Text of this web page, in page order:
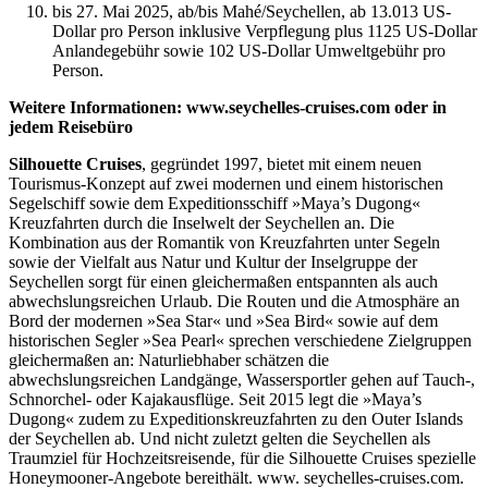
bis 27. Mai 2025, ab/bis Mahé/Seychellen, ab 13.013 US-
Dollar pro Person inklusive Verpflegung plus 1125 US-Dollar
Anlandegebühr sowie 102 US-Dollar Umweltgebühr pro
Person.
Weitere Informationen: www.seychelles-cruises.com oder in
jedem Reisebüro
Silhouette Cruises, gegründet 1997, bietet mit einem neuen
Tourismus-Konzept auf zwei modernen und einem historischen
Segelschiff sowie dem Expeditionsschiff »Maya’s Dugong«
Kreuzfahrten durch die Inselwelt der Seychellen an. Die
Kombination aus der Romantik von Kreuzfahrten unter Segeln
sowie der Vielfalt aus Natur und Kultur der Inselgruppe der
Seychellen sorgt für einen gleichermaßen entspannten als auch
abwechslungsreichen Urlaub. Die Routen und die Atmosphäre an
Bord der modernen »Sea Star« und »Sea Bird« sowie auf dem
historischen Segler »Sea Pearl« sprechen verschiedene Zielgruppen
gleichermaßen an: Naturliebhaber schätzen die
abwechslungsreichen Landgänge, Wassersportler gehen auf Tauch-,
Schnorchel- oder Kajakausflüge. Seit 2015 legt die »Maya’s
Dugong« zudem zu Expeditionskreuzfahrten zu den Outer Islands
der Seychellen ab. Und nicht zuletzt gelten die Seychellen als
Traumziel für Hochzeitsreisende, für die Silhouette Cruises spezielle
Honeymooner-Angebote bereithält. www. seychelles-cruises.com.